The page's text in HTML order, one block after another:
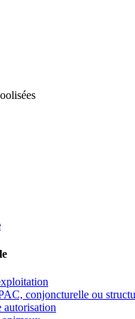
conjoncturelle ou